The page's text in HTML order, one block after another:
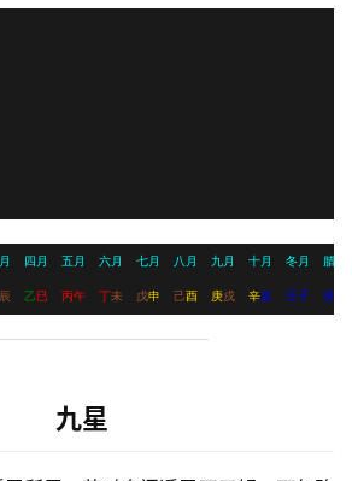
四月 五月 六月 七月 八月 九月 十月 冬月 腊月
辰 乙巳 丙午 丁未 戊申 己酉 庚戌 辛亥 壬子 癸
九星